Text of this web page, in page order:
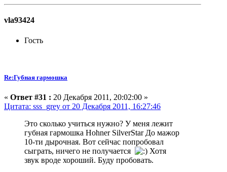
vla93424
Гость
Re:Губная гармошка
« Ответ #31 : 20 Декабря 2011, 20:02:00 »
Цитата: sss_grey от 20 Декабря 2011, 16:27:46
Это сколько учиться нужно? У меня лежит
губная гармошка Hohner SilverStar До мажор
10-ти дырочная. Вот сейчас попробовал
сыграть, ничего не получается
Хотя
звук вроде хороший. Буду пробовать.